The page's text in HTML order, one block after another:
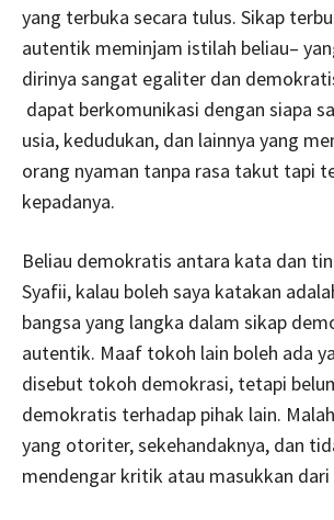
yang terbuka secara tulus. Sikap
autentik meminjam istilah beliau–
dirinya sangat egaliter dan
dapat berkomunikasi dengan siapa
usia, kedudukan, dan lainnya yang
orang nyaman tanpa rasa takut tapi
kepadanya.
Beliau demokratis antara kata dan
Syafii, kalau boleh saya katakan
bangsa yang langka dalam sikap
autentik. Maaf tokoh lain boleh ada
disebut tokoh demokrasi, tetapi
demokratis terhadap pihak lain.
yang otoriter, sekehandaknya, dan
mendengar kritik atau masukkan dari